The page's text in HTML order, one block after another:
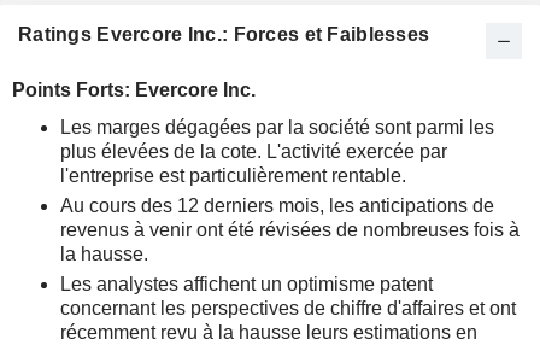
Ratings Evercore Inc.: Forces et Faiblesses
Points Forts: Evercore Inc.
Les marges dégagées par la société sont parmi les
plus élevées de la cote. L'activité exercée par
l'entreprise est particulièrement rentable.
Au cours des 12 derniers mois, les anticipations de
revenus à venir ont été révisées de nombreuses fois à
la hausse.
Les analystes affichent un optimisme patent
concernant les perspectives de chiffre d'affaires et ont
récemment revu à la hausse leurs estimations en